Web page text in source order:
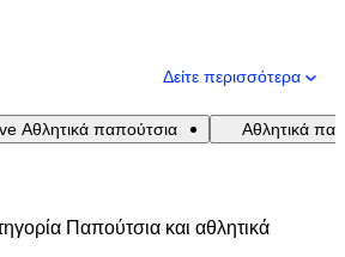
Δείτε περισσότερα
Αθλητικά παπούτσια Αθλητικά
Παπούτσια και αθλητικά